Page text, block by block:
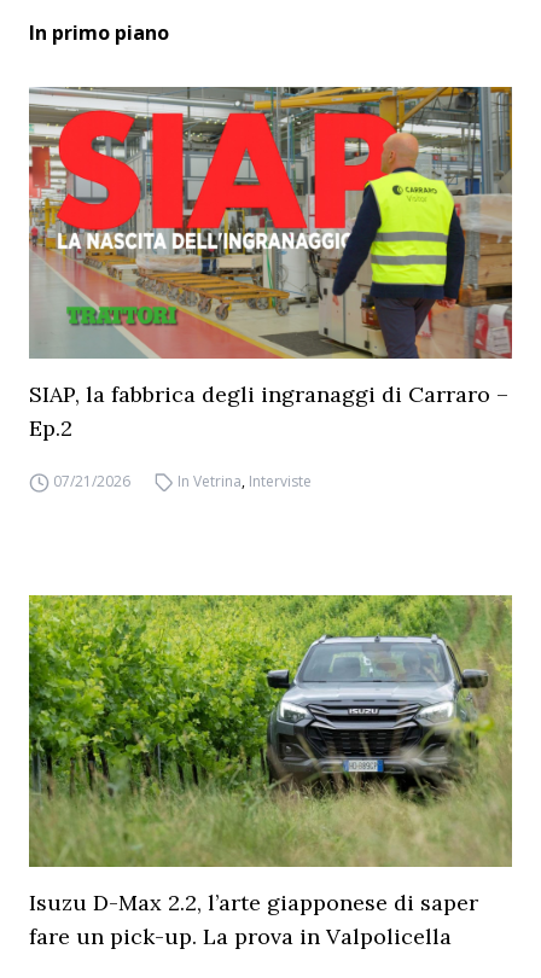
In primo piano
SIAP, la fabbrica degli ingranaggi di Carraro –
Ep.2
07/21/2026 In Vetrina, Interviste
Isuzu D-Max 2.2, l’arte giapponese di saper
fare un pick-up. La prova in Valpolicella